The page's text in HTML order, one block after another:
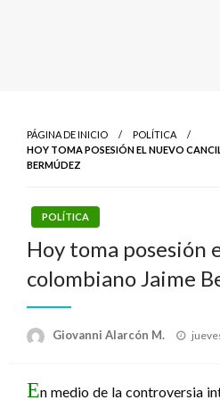
PÁGINA DE INICIO
POLÍTICA
HOY TOMA POSESIÓN EL NUEVO
BERMÚDEZ
POLÍTICA
Hoy toma posesión
colombiano Jaime
Giovanni Alarcón M.
En medio de la controversia